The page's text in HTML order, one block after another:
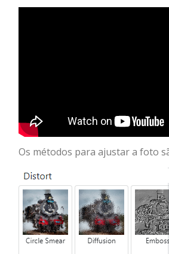
Os métodos para ajustar a foto